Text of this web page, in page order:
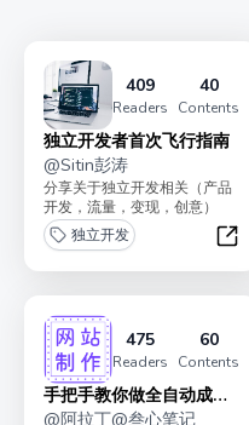
409
Readers
40
Contents
独立开发者首次飞行指南
@Sitin彭涛
分享关于独立开发相关（产品
开发，流量，变现，创意）
等。帮你开启一条独立开发副
业入门道路。原价169。...
独立开发
独
475
Readers
60
Contents
手把手教你做全自动成交
网站
@阿拉丁@叁心笔记